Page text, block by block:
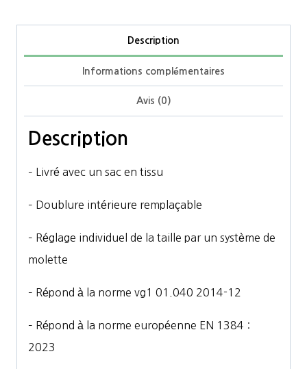
Description
Informations complémentaires
Avis (0)
Description
– Livré avec un sac en tissu
– Doublure intérieure remplaçable
– Réglage individuel de la taille par un système de
molette
– Répond à la norme vg1 01.040 2014-12
– Répond à la norme européenne EN 1384 :
2023